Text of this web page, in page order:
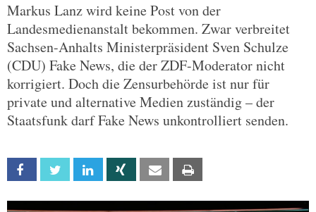
Markus Lanz wird keine Post von der
Landesmedienanstalt bekommen. Zwar verbreitet
Sachsen-Anhalts Ministerpräsident Sven Schulze
(CDU) Fake News, die der ZDF-Moderator nicht
korrigiert. Doch die Zensurbehörde ist nur für
private und alternative Medien zuständig – der
Staatsfunk darf Fake News unkontrolliert senden.
Facebook Twitter Linkedin Xing Email